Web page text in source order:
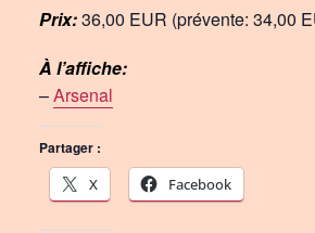
Prix:36,00 EUR (prévente: 34,00
À l’affiche:
–Arsenal
Partager :
X
Facebook